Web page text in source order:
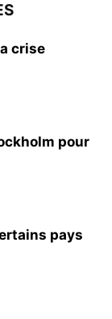
crise
pour
pays